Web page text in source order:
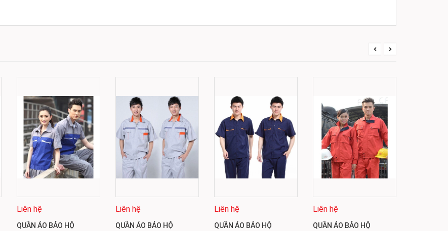
Liên hệ
QUẦN ÁO BẢO HỘ
Liên hệ
QUẦN ÁO BẢO HỘ
Liên hệ
QUẦN ÁO BẢO HỘ
Liên hệ
QUẦN ÁO BẢO HỘ